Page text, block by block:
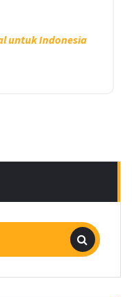
untuk Indonesia